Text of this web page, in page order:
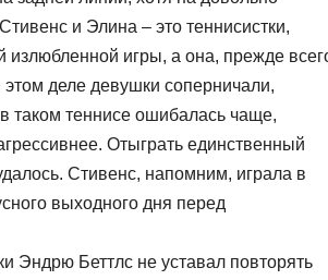
и Элина – это теннисистки,
излюбленной игры, а она, прежде
деле девушки соперничали,
таком теннисе ошибалась чаще,
Отыграть единственный
Стивенс, напомним, играла в
выходного дня перед
Эндрю Беттлс не уставал повторять